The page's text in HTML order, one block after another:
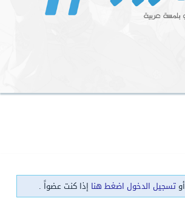
أوتسجيل الدخول اضغط هنا إذا كنت عضواً .